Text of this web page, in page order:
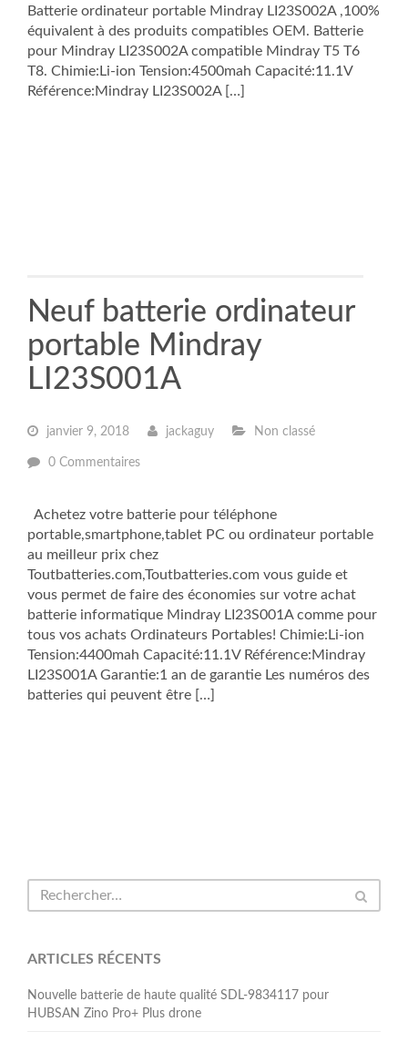
Batterie ordinateur portable Mindray LI23S002A ,100%
équivalent à des produits compatibles OEM. Batterie
pour Mindray LI23S002A compatible Mindray T5 T6
T8. Chimie:Li-ion Tension:4500mah Capacité:11.1V
Référence:Mindray LI23S002A […]
Neuf batterie ordinateur
portable Mindray
LI23S001A
janvier 9, 2018 jackaguy Non classé
0 Commentaires
Achetez votre batterie pour téléphone
portable,smartphone,tablet PC ou ordinateur portable
au meilleur prix chez
Toutbatteries.com,Toutbatteries.com vous guide et
vous permet de faire des économies sur votre achat
batterie informatique Mindray LI23S001A comme pour
tous vos achats Ordinateurs Portables! Chimie:Li-ion
Tension:4400mah Capacité:11.1V Référence:Mindray
LI23S001A Garantie:1 an de garantie Les numéros des
batteries qui peuvent être […]
ARTICLES RÉCENTS
Nouvelle batterie de haute qualité SDL-9834117 pour
HUBSAN Zino Pro+ Plus drone